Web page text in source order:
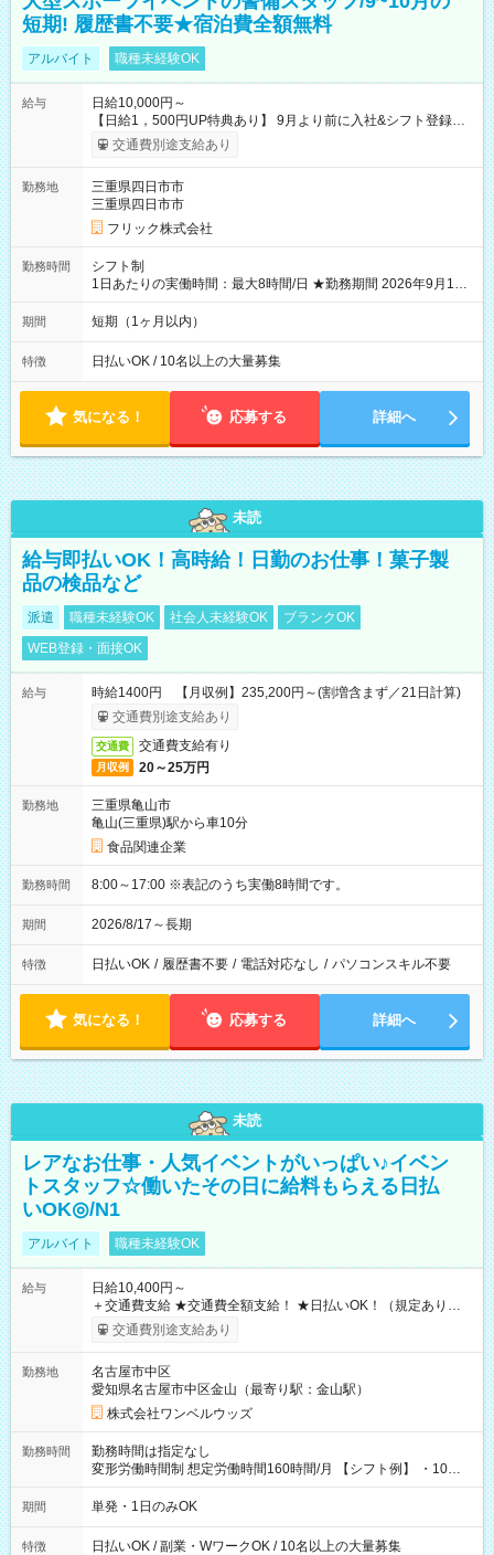
短期! 履歴書不要★宿泊費全額無料
アルバイト 職種未経験OK
給与
日給10,000円～
【日給1，500円UP特典あり】 9月より前に入社&シフト登録す
ると 期間中(9/16~10/23) の日給がUP! 日給1万1500円でしっか
り稼げます♪ 【試用期間】試用期間なし
交通費別途支給あり
勤務地
三重県四日市市
三重県四日市市
フリック株式会社
勤務時間
シフト制
1日あたりの実働時間：最大8時間/日 ★勤務期間 2026年9月16
日~2026年10月23日 短期勤務OK! 期間中フル勤務できる方優遇
※週3~5日勤務(勤務日数応相談) ※期間前から勤務スタートも可
り ※夜勤シフトあり
期間 短期（1ヶ月以内）
特徴 日払いOK / 10名以上の大量募集
気になる！ 応募する 詳細へ
未読
給与即払いOK！高時給！日勤のお仕事！菓子製
品の検品など
派遣 職種未経験OK 社会人未経験OK
ブランクOK
WEB登録・面接OK
給与
時給1400円 【月収例】235,200円～(割増含まず／21日計算)
交通費別途支給あり
交通費 交通費支給有り
月収例 20～25万円
勤務地
三重県亀山市
亀山(三重県)駅から車10分
食品関連企業
勤務時間 8:00～17:00 ※表記のうち実働8時間です。
期間 2026/8/17～長期
特徴 日払いOK / 履歴書不要 / 電話対応なし / パソコンスキル不要
気になる！ 応募する 詳細へ
未読
レアなお仕事・人気イベントがいっぱい♪イベン
トスタッフ☆働いたその日に給料もらえる日払
いOK◎/N1
アルバイト 職種未経験OK
給与
日給10,400円～
＋交通費支給 ★交通費全額支給！ ★日払いOK！（規定あり） ┗
働いたその日に現金GET♪ お仕事後はコンビニATMから 日払
交通費別途支給あり
勤務地
名古屋市中区
愛知県名古屋市中区金山（最寄り駅：金山駅）
株式会社ワンベルウッズ
勤務時間
勤務時間は指定なし
変形労働時間制 想定労働時間160時間/月 【シフト例】 ・10：
00～20：00
期間 単発・1日のみOK
特徴 日払いOK / 副業・WワークOK / 10名以上の大量募集